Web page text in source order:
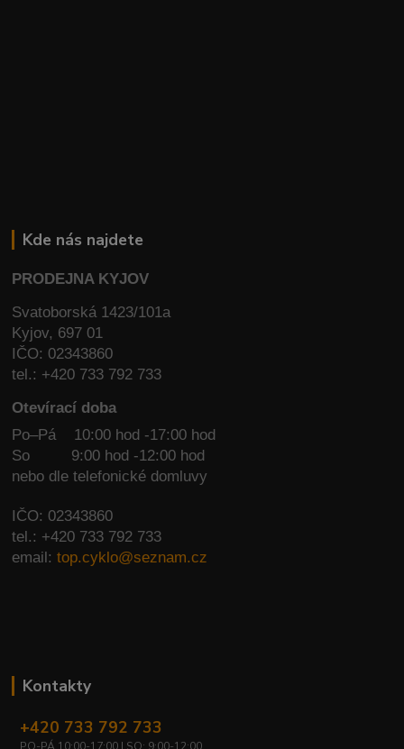
Kde nás najdete
PRODEJNA KYJOV
Svatoborská 1423/101a
Kyjov, 697 01
IČO: 02343860
tel.: +420 733 792 733
Otevírací doba
Po–Pá 10:00 hod -17:00 hod
So
9:00 hod -12:00 hod
nebo dle telefonické domluvy
IČO: 02343860
tel.: +420 733 792 733
email:top.cyklo@seznam.cz
Kontakty
+420 733 792 733